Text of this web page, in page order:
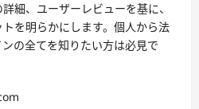
細、ユーザーレビューを基に、
を明らかにします。個人から法
の全てを知りたい方は必見で